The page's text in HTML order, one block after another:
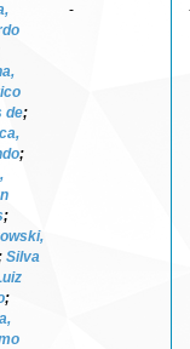
de;
;
;
Silva
;
-